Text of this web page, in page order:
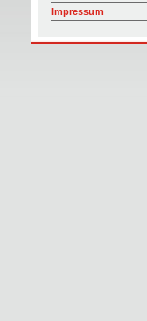
Impressum